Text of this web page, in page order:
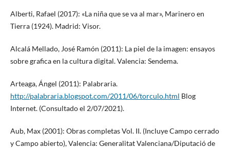
Alberti, Rafael (2017): «La niña que se va al mar», Marinero en
Tierra (1924). Madrid: Visor.
Alcalá Mellado, José Ramón (2011): La piel de la imagen: ensayos
sobre grafica en la cultura digital. Valencia: Sendema.
Arteaga, Ángel (2011): Palabraria.
http://palabraria.blogspot.com/2011/06/torculo.html Blog
Internet. (Consultado el 2/07/2021).
Aub, Max (2001): Obras completas Vol. II. (Incluye Campo cerrado
y Campo abierto), Valencia: Generalitat Valenciana/Diputació de